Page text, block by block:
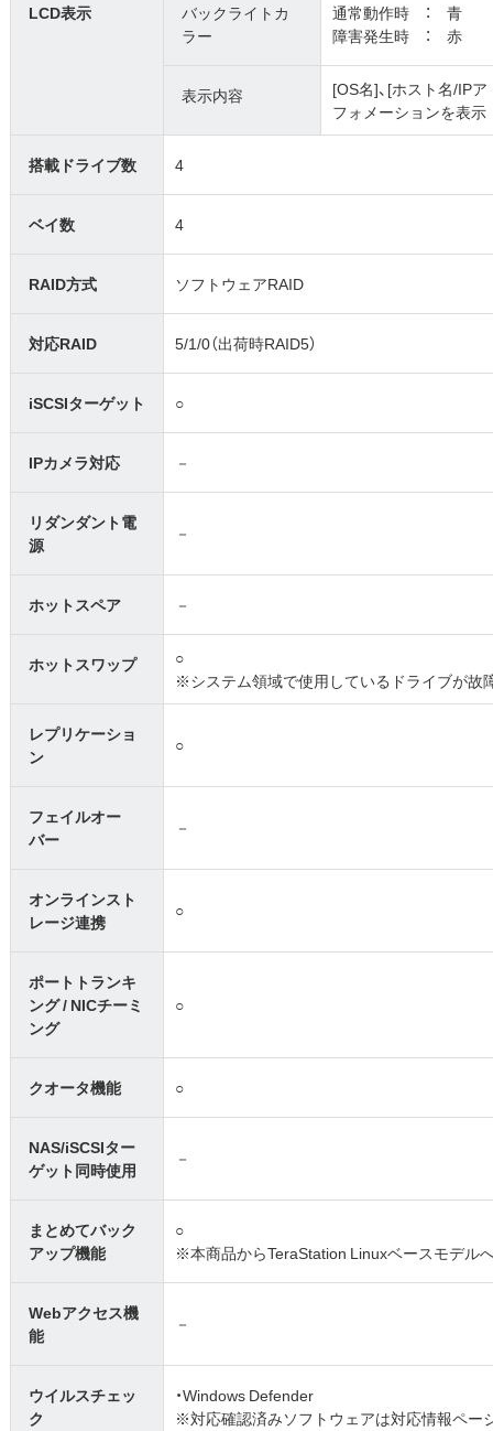
LCD表示
バックライトカ
ラー
通常動作時 ： 青
障害発生時 ： 赤
表示内容
[OS名]、[ホスト名/IPア
フォメーションを表示
搭載ドライブ数 4
ベイ数 4
RAID方式 ソフトウェアRAID
対応RAID 5/1/0（出荷時RAID5）
iSCSIターゲット ○
IPカメラ対応 －
リダンダント電
源
－
ホットスペア －
ホットスワップ
○
※システム領域で使用しているドライブが故
レプリケーショ
ン
○
フェイルオー
バー
－
オンラインスト
レージ連携
○
ポートトランキ
ング / NICチーミ
ング
○
クオータ機能 ○
NAS/iSCSIター
ゲット同時使用
－
まとめてバック
アップ機能
○
※本商品からTeraStation Linuxベースモデル
Webアクセス機
能
－
ウイルスチェッ
ク
・Windows Defender
※対応確認済みソフトウェアは対応情報ペー